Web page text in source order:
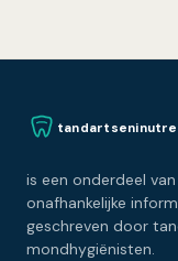
is een onderdeel van
onafhankelijke
geschreven door
mondhygiënisten.